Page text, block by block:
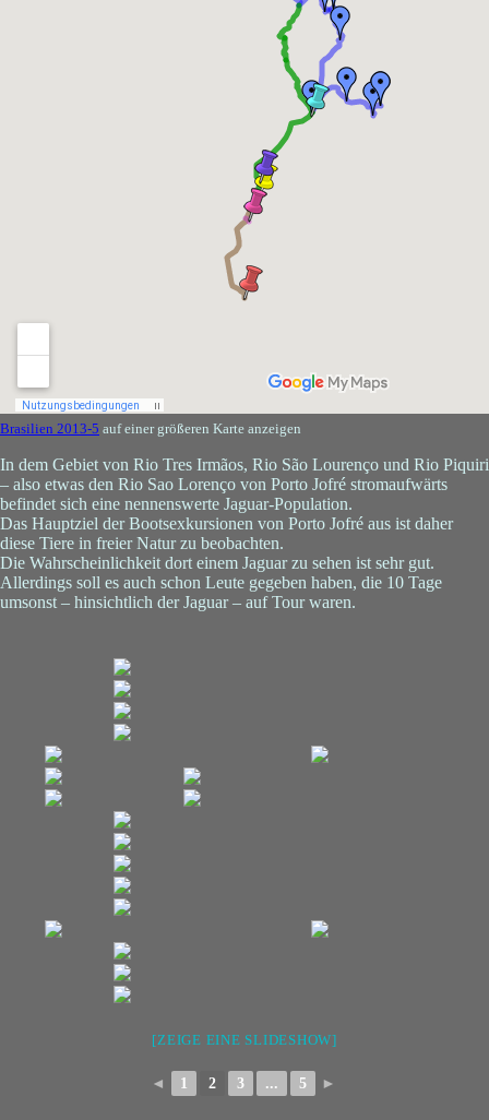
Brasilien 2013-5 auf einer größeren Karte anzeigen
In dem Gebiet von Rio Tres Irmãos, Rio São Lourenço und Rio Piquiri
– also etwas den Rio Sao Lorenço von Porto Jofré stromaufwärts
befindet sich eine nennenswerte Jaguar-Population.
Das Hauptziel der Bootsexkursionen von Porto Jofré aus ist daher
diese Tiere in freier Natur zu beobachten.
Die Wahrscheinlichkeit dort einem Jaguar zu sehen ist sehr gut.
Allerdings soll es auch schon Leute gegeben haben, die 10 Tage
umsonst – hinsichtlich der Jaguar – auf Tour waren.
[ZEIGE EINE SLIDESHOW]
◄ 1 2 3 ... 5 ►